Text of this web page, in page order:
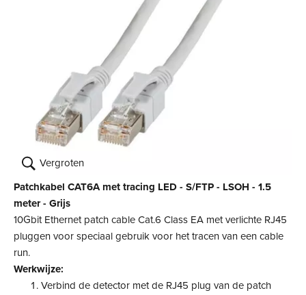
Vergroten
Patchkabel CAT6A met tracing LED - S/FTP - LSOH - 1.5
meter - Grijs
10Gbit Ethernet patch cable Cat.6 Class EA met verlichte RJ45
pluggen voor speciaal gebruik voor het tracen van een cable
run.
Werkwijze:
Verbind de detector met de RJ45 plug van de patch